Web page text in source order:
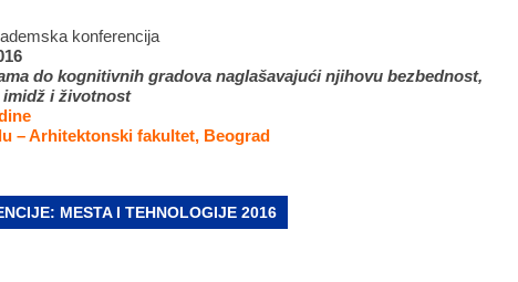
konferencija
do kognitivnih gradova naglašavajući njihovu bezbednost,
i životnost
– Arhitektonski fakultet, Beograd
MESTA I TEHNOLOGIJE 2016